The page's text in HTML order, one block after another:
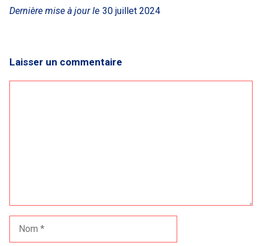
Dernière mise à jour le 30 juillet 2024
Laisser un commentaire
Nom